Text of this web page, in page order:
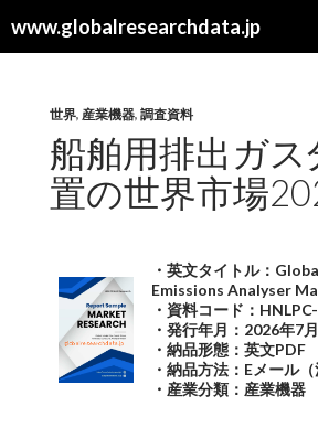
www.globalresearchdata.jp
索
世界, 産業機器, 調査資料
船舶用排出ガス
置の世界市場
・英文タイトル：
Emissions Analyser
・資料コード：
・発行年月：2026年7月
・納品形態：英文PDF
・納品方法：Eメール
・産業分類：産業機器